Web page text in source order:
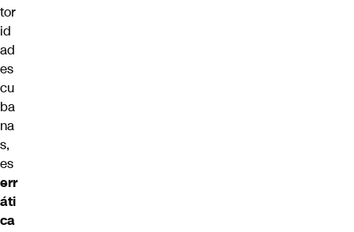
tor
id
ad
es
cu
ba
na
s,
es
err
áti
ca